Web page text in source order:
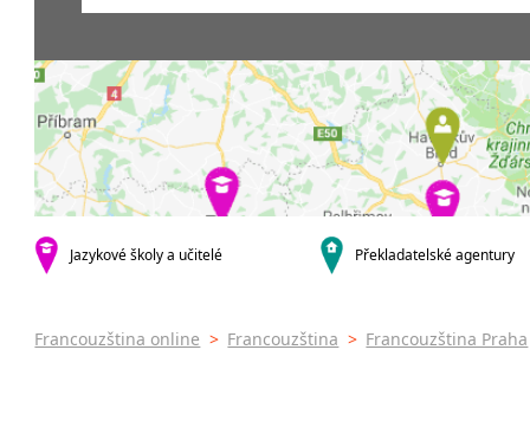
pražské městské části
Praha
Praha 1
Praha 2
Praha 4
Praha 5
Praha 6
Praha 10
Jazykové školy a učitelé Překladatelské agentury
Francouzština online > Francouzština > Francouzština Praha